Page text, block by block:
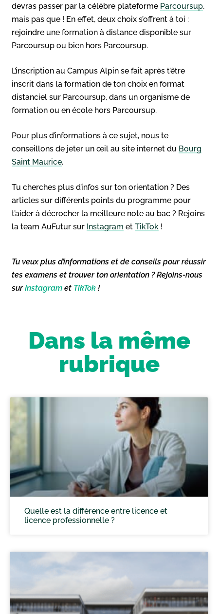
devras passer par la célèbre plateforme Parcoursup,
mais pas que ! En effet, deux choix s’offrent à toi :
rejoindre une formation à distance disponible sur
Parcoursup ou bien hors Parcoursup.
L’inscription au Campus Alpin se fait après t’être
inscrit dans la formation de ton choix en format
distanciel sur Parcoursup, dans un organisme de
formation ou en école hors Parcoursup.
Pour plus d’informations à ce sujet, nous te
conseillons de jeter un œil au site internet du Bourg
Saint Maurice.
Tu cherches plus d’infos sur ton orientation ? Des
articles sur différents points du programme pour
t’aider à décrocher la meilleure note au bac ? Rejoins
la team AuFutur sur Instagram et TikTok !
Tu veux plus d’informations et de conseils pour réussir
tes examens et trouver ton orientation ? Rejoins-nous
surInstagram et TikTok !
Dans la même
rubrique
Quelle est la différence entre licence et
licence professionnelle ?